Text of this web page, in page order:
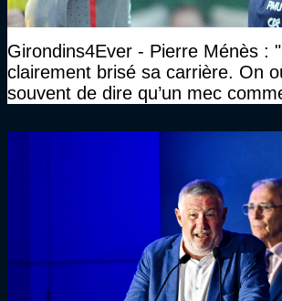
Girondins4Ever - Pierre Ménès :
clairement brisé sa carrière. On
souvent de dire qu’un mec